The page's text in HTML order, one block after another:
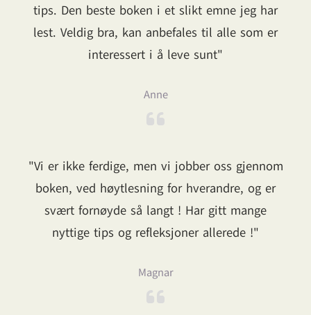
tips. Den beste boken i et slikt emne jeg har
lest. Veldig bra, kan anbefales til alle som er
interessert i å leve sunt"
Anne
"Vi er ikke ferdige, men vi jobber oss gjennom
boken, ved høytlesning for hverandre, og er
svært fornøyde så langt ! Har gitt mange
nyttige tips og refleksjoner allerede !"
Magnar